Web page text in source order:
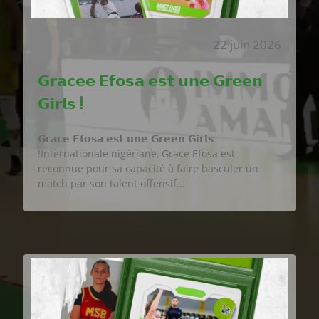
22 juin 2026
𝗚𝗿𝗮𝗰𝗲𝗲 𝗘𝗳𝗼𝘀𝗮 𝗲𝘀𝘁 𝘂𝗻𝗲 𝗚𝗿𝗲𝗲𝗻
𝗚𝗶𝗿𝗹𝘀 !
𝗚𝗿𝗮𝗰𝗲 𝗘𝗳𝗼𝘀𝗮 𝗲𝘀𝘁 𝘂𝗻𝗲 𝗚𝗿𝗲𝗲𝗻 𝗚𝗶𝗿𝗹𝘀
!Internationale nigériane, Grace Efosa est
reconnue pour sa capacité à faire basculer un
match par son talent offensif...